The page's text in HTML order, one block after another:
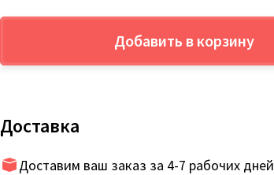
Добавить в корзину
Доставка
Доставим ваш заказ за 4-7 рабочих дней